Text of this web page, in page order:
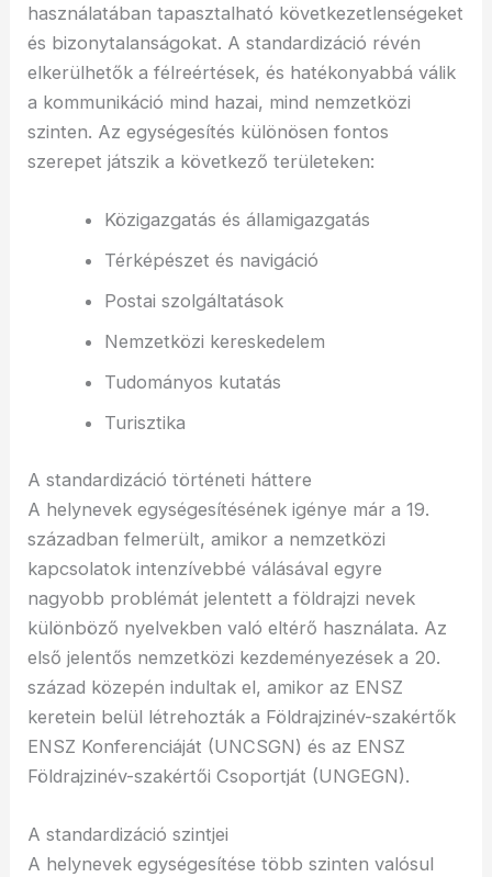
használatában tapasztalható következetlenségeket
és bizonytalanságokat. A standardizáció révén
elkerülhetők a félreértések, és hatékonyabbá válik
a kommunikáció mind hazai, mind nemzetközi
szinten. Az egységesítés különösen fontos
szerepet játszik a következő területeken:
Közigazgatás és államigazgatás
Térképészet és navigáció
Postai szolgáltatások
Nemzetközi kereskedelem
Tudományos kutatás
Turisztika
A standardizáció történeti háttere
A helynevek egységesítésének igénye már a 19.
században felmerült, amikor a nemzetközi
kapcsolatok intenzívebbé válásával egyre
nagyobb problémát jelentett a földrajzi nevek
különböző nyelvekben való eltérő használata. Az
első jelentős nemzetközi kezdeményezések a 20.
század közepén indultak el, amikor az ENSZ
keretein belül létrehozták a Földrajzinév-szakértők
ENSZ Konferenciáját (UNCSGN) és az ENSZ
Földrajzinév-szakértői Csoportját (UNGEGN).
A standardizáció szintjei
A helynevek egységesítése több szinten valósul